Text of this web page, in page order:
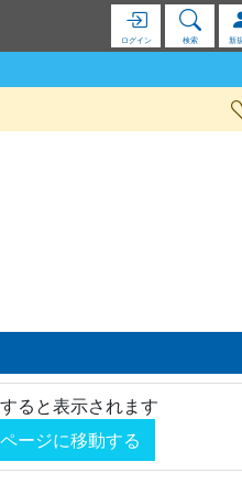
ログイン 検索 新
ると表示されます
ージに移動する